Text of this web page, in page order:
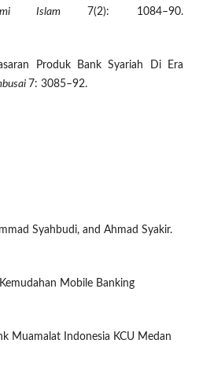
Islam 7(2): 1084–90.
Produk Bank Syariah Di Era
7: 3085–92.
Syahbudi, and Ahmad Syakir.
Mobile Banking
Muamalat Indonesia KCU Medan